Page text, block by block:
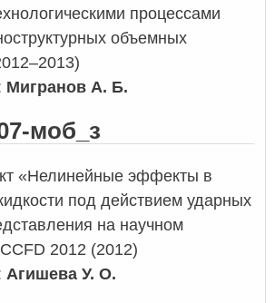
процессами
объемных
Мигранов А. Б.
моб_з
«Нелинейные эффекты в
под действием ударных
на научном
2012 (2012)
Агишева У. О.